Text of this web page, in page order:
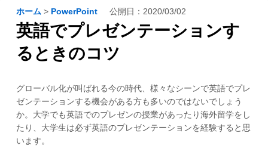
ホーム > PowerPoint 公開日： 2020/03/02
英語でプレゼンテーションす
るときのコツ
グローバル化が叫ばれる今の時代、様々なシーンで英語でプレ
ゼンテーションする機会がある方も多いのではないでしょう
か。大学でも英語でのプレゼンの授業があったり海外留学をし
たり、大学生は必ず英語のプレゼンテーションを経験すると思
います。